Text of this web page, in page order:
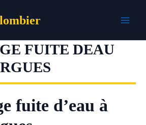
FUITE DEAU
fuite d’eau à